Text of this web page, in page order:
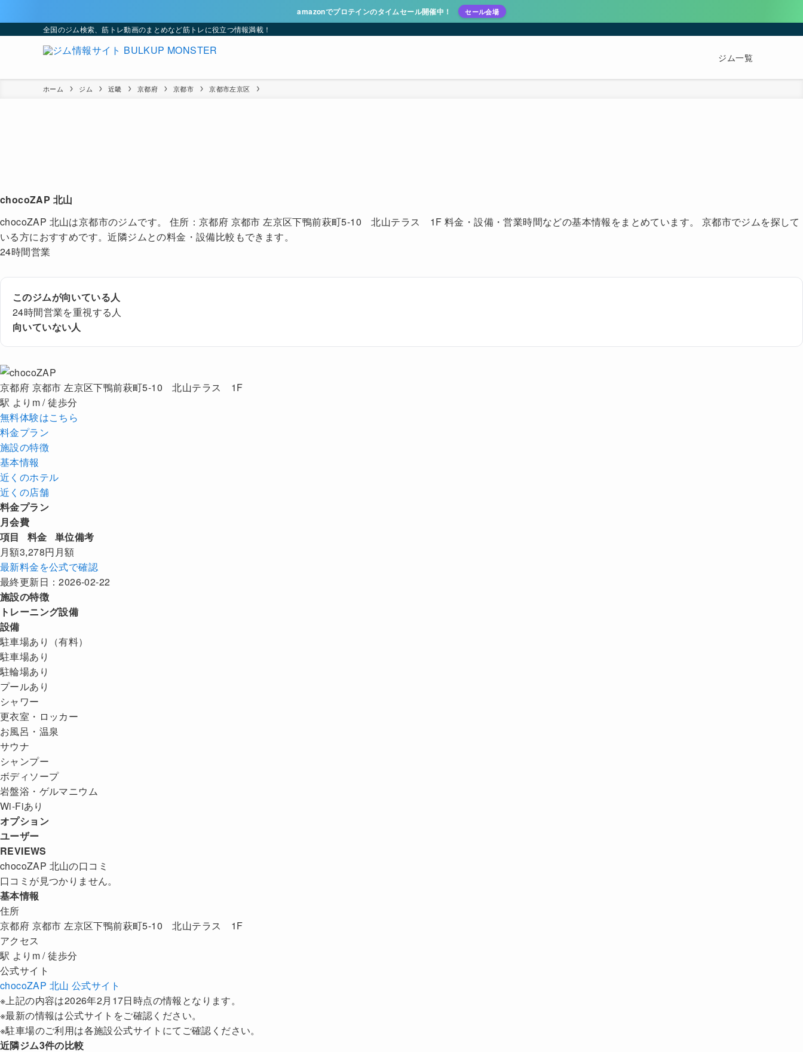
amazonでプロテインのタイムセール開催中！ セール会場
全国のジム検索、筋トレ動画のまとめなど筋トレに役立つ情報満載！
ジム一覧
ホーム ジム 近畿 京都府 京都市 京都市左京区
chocoZAP 北山
chocoZAP 北山は京都市のジムです。 住所：京都府 京都市 左京区下鴨前萩町5-10 北山テラス 1F 料金・設備・営業時間などの基本情報をまとめています。 京都市でジムを探して
いる方におすすめです。近隣ジムとの料金・設備比較もできます。
24時間営業
このジムが向いている人
24時間営業を重視する人
向いていない人
京都府 京都市 左京区下鴨前萩町5-10 北山テラス 1F
駅 よりm / 徒歩分
無料体験はこちら
料金プラン
施設の特徴
基本情報
近くのホテル
近くの店舗
料金プラン
月会費
項目
料金 単位備考
月額3,278円月額
最新料金を公式で確認
最終更新日：2026-02-22
施設の特徴
トレーニング設備
設備
駐車場あり（有料）
駐車場あり
駐輪場あり
プールあり
シャワー
更衣室・ロッカー
お風呂・温泉
サウナ
シャンプー
ボディソープ
岩盤浴・ゲルマニウム
Wi-Fiあり
オプション
ユーザー
REVIEWS
chocoZAP 北山の口コミ
口コミが見つかりません。
基本情報
住所
京都府 京都市 左京区下鴨前萩町5-10 北山テラス 1F
アクセス
駅 よりm / 徒歩分
公式サイト
chocoZAP 北山 公式サイト
※上記の内容は2026年2月17日時点の情報となります。
※最新の情報は公式サイトをご確認ください。
※駐車場のご利用は各施設公式サイトにてご確認ください。
近隣ジム3件の比較